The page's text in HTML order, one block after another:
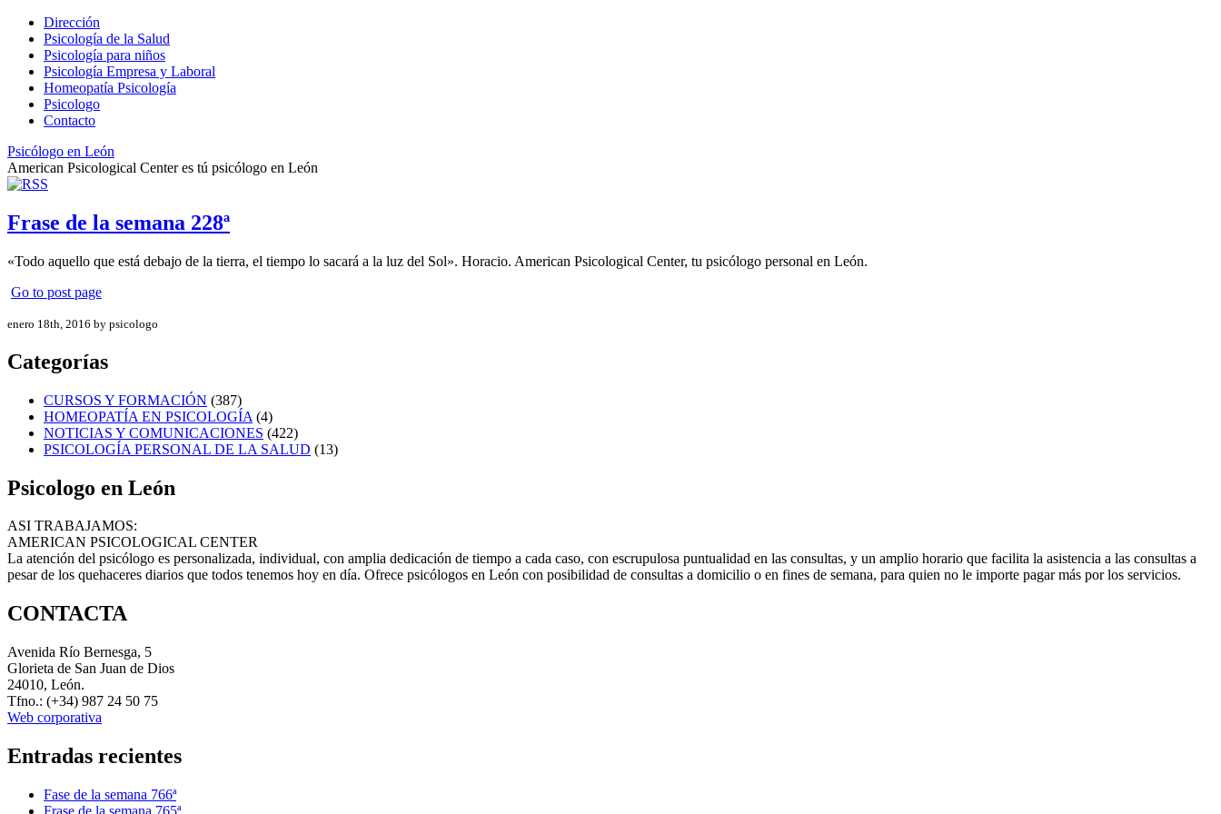
Dirección
Psicología de la Salud
Psicología para niños
Psicología Empresa y Laboral
Homeopatía Psicología
Psicologo
Contacto
Psicólogo en León
American Psicological Center es tú psicólogo en León
Frase de la semana 228ª
«Todo aquello que está debajo de la tierra, el tiempo lo sacará a la luz del Sol». Horacio. American Psicological Center, tu psicólogo personal en León.
Go to post page
enero 18th, 2016 by psicologo
Categorías
CURSOS Y FORMACIÓN (387)
HOMEOPATÍA EN PSICOLOGÍA (4)
NOTICIAS Y COMUNICACIONES (422)
PSICOLOGÍA PERSONAL DE LA SALUD (13)
Psicologo en León
ASI TRABAJAMOS:
AMERICAN PSICOLOGICAL CENTER
La atención del psicólogo es personalizada, individual, con amplia dedicación de tiempo a cada caso, con escrupulosa puntualidad en las consultas, y un amplio horario que facilita la asistencia a las consultas a
pesar de los quehaceres diarios que todos tenemos hoy en día. Ofrece psicólogos en León con posibilidad de consultas a domicilio o en fines de semana, para quien no le importe pagar más por los servicios.
CONTACTA
Avenida Río Bernesga, 5
Glorieta de San Juan de Dios
24010, León.
Tfno.: (+34) 987 24 50 75
Web corporativa
Entradas recientes
Fase de la semana 766ª
Frase de la semana 765ª